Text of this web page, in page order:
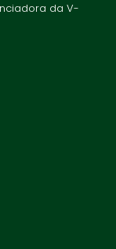
da V-